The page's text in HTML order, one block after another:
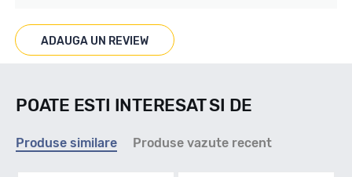
Marcaje
Indice viteza
ADAUGA UN REVIEW
POATE ESTI INTERESAT SI DE
Produse similare Produse vazute recent